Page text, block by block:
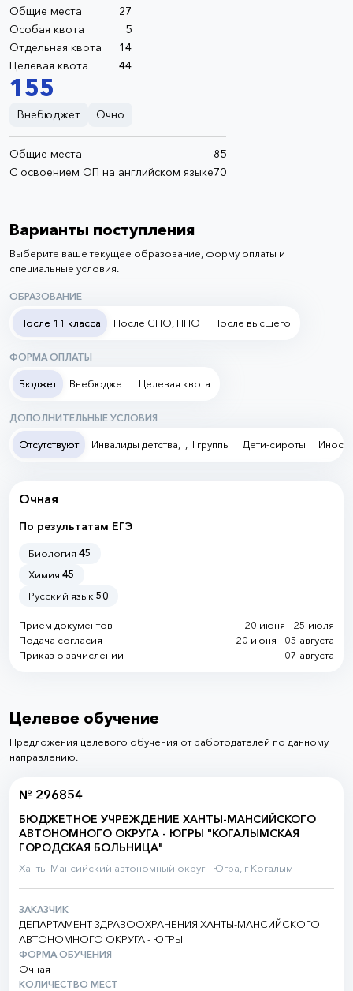
Общие места
27
Особая квота
5
Отдельная квота
14
Целевая квота
44
155
Внебюджет Очно
Общие места
85
С освоением ОП на английском языке70
Варианты поступления
Выберите ваше текущее образование, форму оплаты и
специальные условия.
ОБРАЗОВАНИЕ
После 11 класса После СПО, НПО После высшего
ФОРМА ОПЛАТЫ
Бюджет Внебюджет Целевая квота
ДОПОЛНИТЕЛЬНЫЕ УСЛОВИЯ
Отсутствуют Инвалиды детства, I, II группы Дети-сироты
Очная
По результатам ЕГЭ
Биология 45
Химия 45
Русский язык 50
Прием документов
20 июня - 25 июля
Подача согласия
20 июня - 05 августа
Приказ о зачислении
07 августа
Целевое обучение
Предложения целевого обучения от работодателей по данному
направлению.
№ 296854
БЮДЖЕТНОЕ УЧРЕЖДЕНИЕ ХАНТЫ-МАНСИЙСКОГО
АВТОНОМНОГО ОКРУГА - ЮГРЫ "КОГАЛЫМСКАЯ
ГОРОДСКАЯ БОЛЬНИЦА"
Ханты-Мансийский автономный округ - Югра, г Когалым
ЗАКАЗЧИК
ДЕПАРТАМЕНТ ЗДРАВООХРАНЕНИЯ ХАНТЫ-МАНСИЙСКОГО
АВТОНОМНОГО ОКРУГА - ЮГРЫ
ФОРМА ОБУЧЕНИЯ
Очная
КОЛИЧЕСТВО МЕСТ